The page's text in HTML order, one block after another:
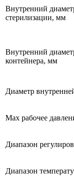
Внутренний
стерилизации, мм
Внутренний
контейнера, мм
Диаметр
Max рабочее
Диапазон
Диапазон